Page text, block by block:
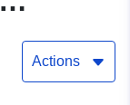
Actions